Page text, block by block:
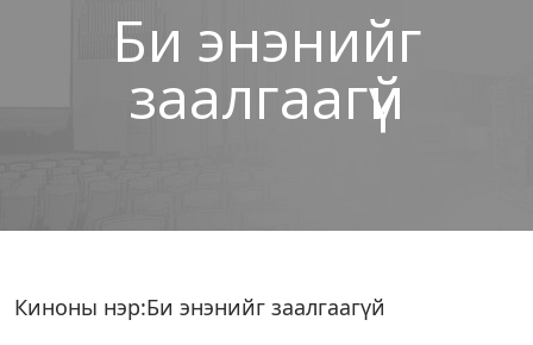
Би энэнийг
заалгаагүй
Киноны нэр:Би энэнийг заалгаагүй